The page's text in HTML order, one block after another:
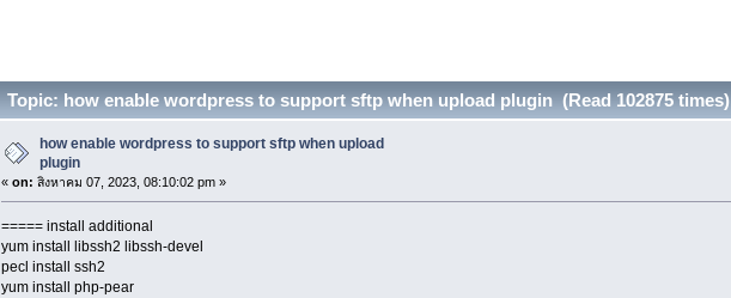
Topic: how enable wordpress to support sftp when upload plugin (Read 102875 times)
how enable wordpress to support sftp when upload
plugin
« on: สิงหาคม 07, 2023, 08:10:02 pm »
===== install additional
yum install libssh2 libssh-devel
pecl install ssh2
yum install php-pear